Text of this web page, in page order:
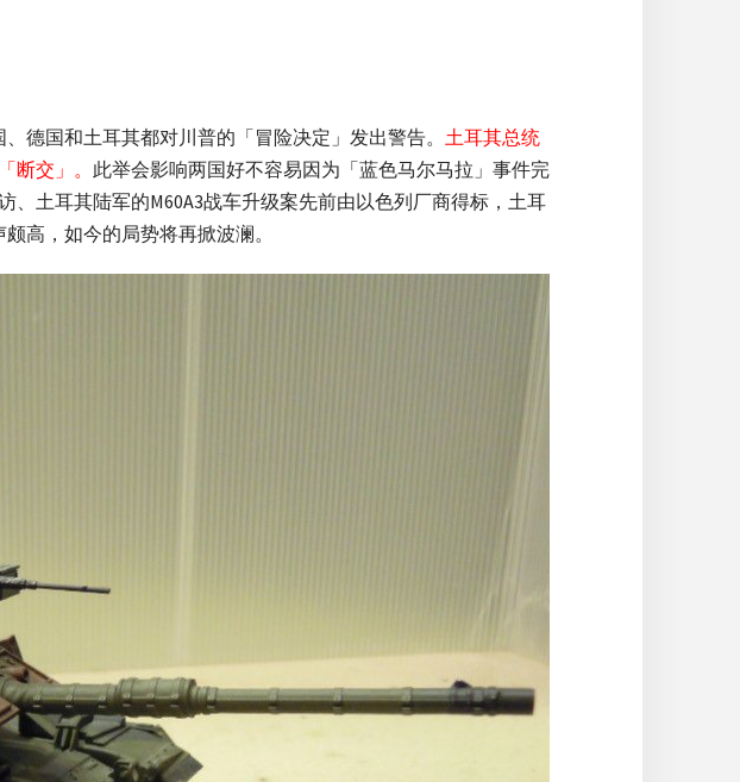
德国和土耳其都对川普的「冒险决定」发出警告。 土耳其总统
断交」。 此举会影响两国好不容易因为「蓝色马尔马拉」事件完
土耳其陆军的M60A3战车升级案先前由以色列厂商得标，土耳
高，如今的局势将再掀波澜。